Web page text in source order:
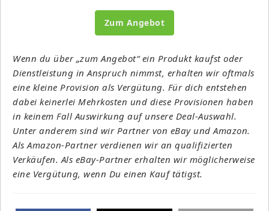
Zum Angebot
Wenn du über „zum Angebot“ ein Produkt kaufst oder
Dienstleistung in Anspruch nimmst, erhalten wir oftmals
eine kleine Provision als Vergütung. Für dich entstehen
dabei keinerlei Mehrkosten und diese Provisionen haben
in keinem Fall Auswirkung auf unsere Deal-Auswahl.
Unter anderem sind wir Partner von eBay und Amazon.
Als Amazon-Partner verdienen wir an qualifizierten
Verkäufen. Als eBay-Partner erhalten wir möglicherweise
eine Vergütung, wenn Du einen Kauf tätigst.